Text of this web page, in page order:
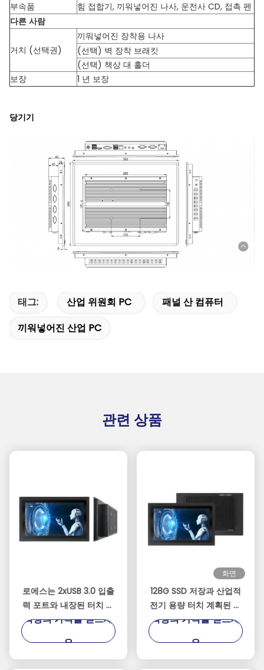
부속품
힘 접합기, 끼워넣어진 나사, 운전사 CD, 접촉 펜
다른 사람
거치 (선택권)
끼워넣어진 장착용 나사
(선택) 벽 장착 브래킷
(선택) 책상 대 홀더
보장
1 년 보장
당기기
태그: 산업 위원회 PC
패널 산 컴퓨터
끼워넣어진 산업 PC
관련 상품
로에스는 2xUSB 3.0 입출
력 포트와 내장된 터치 패
널 PC를 증명했습니다
최상의 가격을 얻으세
요
화면
128G SSD 저장과 산업적
전기 용량 터치 계획된 패
널 PC
최상의 가격을 얻으세
요